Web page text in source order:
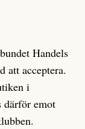
Handels
att acceptera.
i
därför emot